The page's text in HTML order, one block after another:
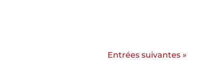
Entrées suivantes »